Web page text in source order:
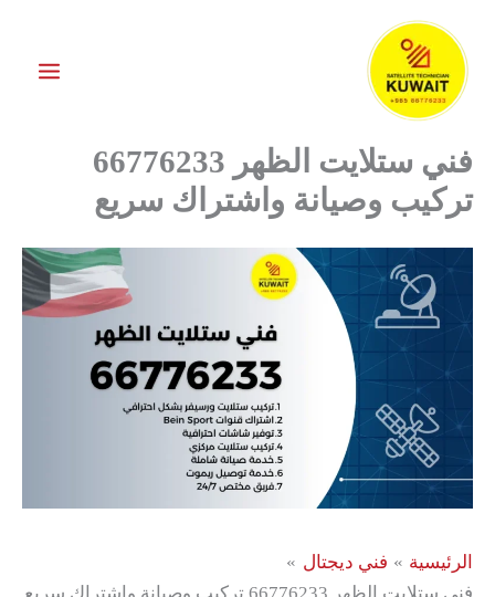
المحتوى
فني ستلايت الظهر 66776233
تركيب وصيانة واشتراك سريع
الرئيسية
فني ديجتال
فني ستلايت الظهر 66776233 تركيب وصيانة واشتراك سريع